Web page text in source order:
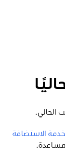
الحالي.
الاستضافة